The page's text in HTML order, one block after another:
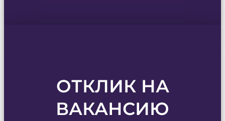
ОТКЛИК НА
ВАКАНСИЮ